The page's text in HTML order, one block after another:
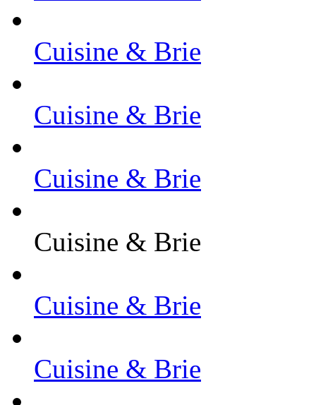
Cuisine & Brie
Cuisine & Brie
Cuisine & Brie
Cuisine & Brie
Cuisine & Brie
Cuisine & Brie